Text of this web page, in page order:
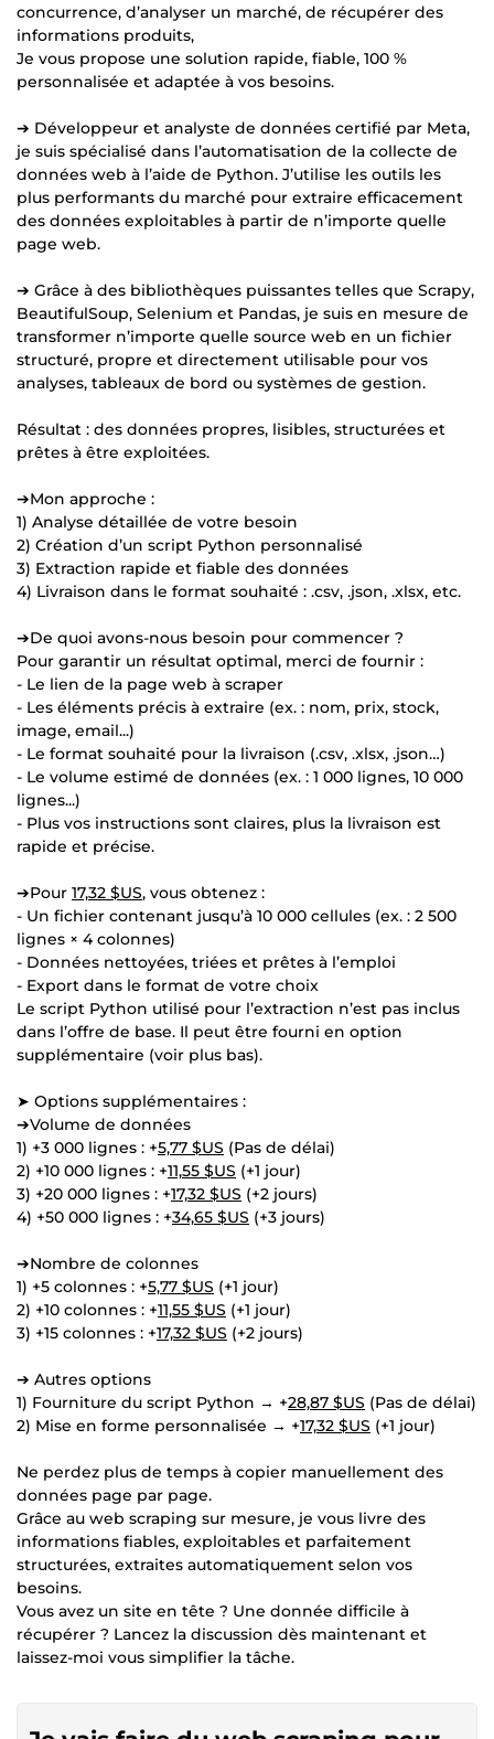
concurrence, d’analyser un marché, de récupérer des
informations produits,
Je vous propose une solution rapide, fiable, 100 %
personnalisée et adaptée à vos besoins.
➔ Développeur et analyste de données certifié par Meta,
je suis spécialisé dans l’automatisation de la collecte de
données web à l’aide de Python. J’utilise les outils les
plus performants du marché pour extraire efficacement
des données exploitables à partir de n’importe quelle
page web.
➔ Grâce à des bibliothèques puissantes telles que Scrapy,
BeautifulSoup, Selenium et Pandas, je suis en mesure de
transformer n’importe quelle source web en un fichier
structuré, propre et directement utilisable pour vos
analyses, tableaux de bord ou systèmes de gestion.
Résultat : des données propres, lisibles, structurées et
prêtes à être exploitées.
➔Mon approche :
1) Analyse détaillée de votre besoin
2) Création d’un script Python personnalisé
3) Extraction rapide et fiable des données
4) Livraison dans le format souhaité : .csv, .json, .xlsx, etc.
➔De quoi avons-nous besoin pour commencer ?
Pour garantir un résultat optimal, merci de fournir :
- Le lien de la page web à scraper
- Les éléments précis à extraire (ex. : nom, prix, stock,
image, email...)
- Le format souhaité pour la livraison (.csv, .xlsx, .json…)
- Le volume estimé de données (ex. : 1 000 lignes, 10 000
lignes...)
- Plus vos instructions sont claires, plus la livraison est
rapide et précise.
➔Pour 17,32 $US, vous obtenez :
- Un fichier contenant jusqu’à 10 000 cellules (ex. : 2 500
lignes × 4 colonnes)
- Données nettoyées, triées et prêtes à l’emploi
- Export dans le format de votre choix
Le script Python utilisé pour l’extraction n’est pas inclus
dans l’offre de base. Il peut être fourni en option
supplémentaire (voir plus bas).
➤ Options supplémentaires :
➔Volume de données
1) +3 000 lignes : +5,77 $US (Pas de délai)
2) +10 000 lignes : +11,55 $US (+1 jour)
3) +20 000 lignes : +17,32 $US (+2 jours)
4) +50 000 lignes : +34,65 $US (+3 jours)
➔Nombre de colonnes
1) +5 colonnes : +5,77 $US (+1 jour)
2) +10 colonnes : +11,55 $US (+1 jour)
3) +15 colonnes : +17,32 $US (+2 jours)
➔ Autres options
1) Fourniture du script Python → +28,87 $US (Pas de délai)
2) Mise en forme personnalisée → +17,32 $US (+1 jour)
Ne perdez plus de temps à copier manuellement des
données page par page.
Grâce au web scraping sur mesure, je vous livre des
informations fiables, exploitables et parfaitement
structurées, extraites automatiquement selon vos
besoins.
Vous avez un site en tête ? Une donnée difficile à
récupérer ? Lancez la discussion dès maintenant et
laissez-moi vous simplifier la tâche.